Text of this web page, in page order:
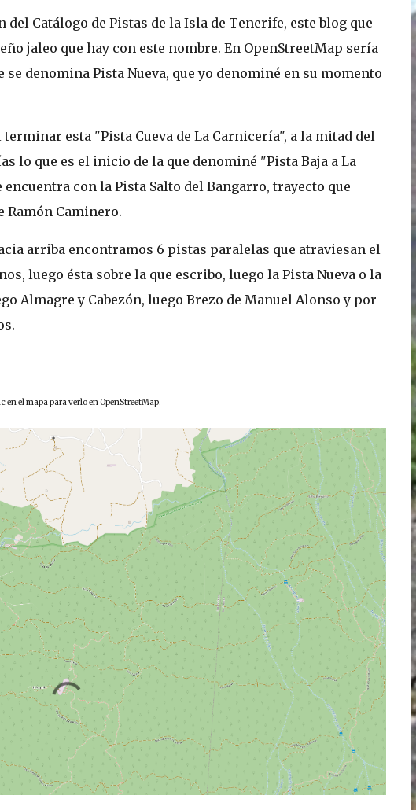
Catálogo de Pistas de la Isla de Tenerife, este blog que
jaleo que hay con este nombre. En OpenStreetMap sería
denomina Pista Nueva, que yo denominé en su momento
esta "Pista Cueva de La Carnicería", a la mitad del
lo que es el inicio de la que denominé "Pista Baja a La
con la Pista Salto del Bangarro, trayecto que
Ramón Caminero.
arriba encontramos 6 pistas paralelas que atraviesan el
luego ésta sobre la que escribo, luego la Pista Nueva o la
Almagre y Cabezón, luego Brezo de Manuel Alonso y por
en el mapa para verlo en OpenStreetMap.